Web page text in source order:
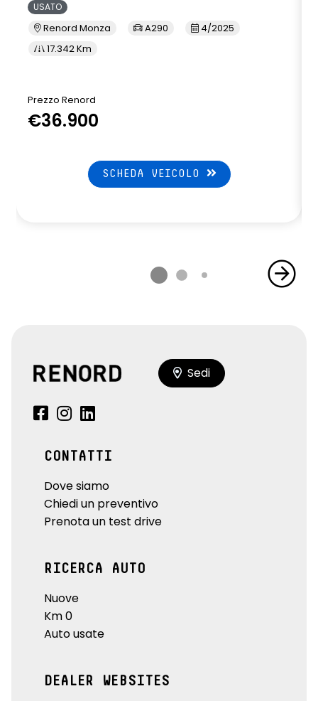
USATO
Renord Monza A290
4/2025
17.342 Km
Prezzo Renord
€36.900
SCHEDA VEICOLO
Sedi
CONTATTI
Dove siamo
Chiedi un preventivo
Prenota un test drive
RICERCA AUTO
Nuove
Km 0
Auto usate
DEALER WEBSITES